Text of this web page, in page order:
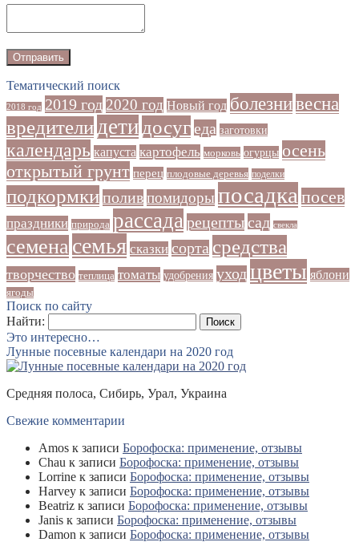
Тематический поиск
2018 год 2019 год 2020 год Новый год болезнивесна
вредители дети досугеда заготовки
календарь капуста картофель морковь огурцы осень
открытый грунт перец плодовые деревья поделки
подкормкиполивпомидоры посадка посев
праздники природа рассада рецептысад свекла
семена семья сказки сорта средства
творчество теплица томаты удобрения уходцветы яблони
ягоды
Поиск по сайту
Найти:
Это интересно…
Лунные посевные календари на 2020 год
Средняя полоса, Сибирь, Урал, Украина
Свежие комментарии
Amos к записи Борофоска: применение, отзывы
Chau к записи Борофоска: применение, отзывы
Lorrine к записи Борофоска: применение, отзывы
Harvey к записи Борофоска: применение, отзывы
Beatriz к записи Борофоска: применение, отзывы
Janis к записи Борофоска: применение, отзывы
Damon к записи Борофоска: применение, отзывы